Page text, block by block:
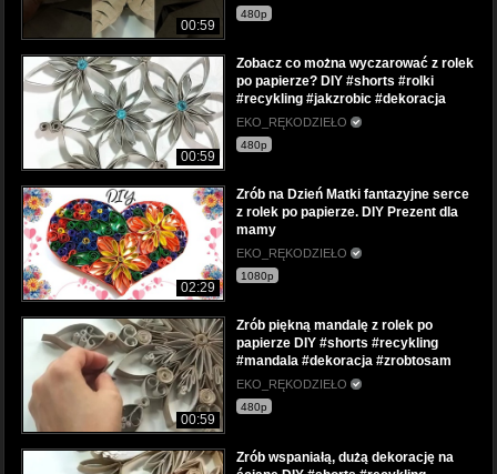
00:59
480p
00:59
Zobacz co można wyczarować z rolek
po papierze? DIY #shorts #rolki
#recykling #jakzrobic #dekoracja
EKO_RĘKODZIEŁO
480p
02:29
Zrób na Dzień Matki fantazyjne serce
z rolek po papierze. DIY Prezent dla
mamy
EKO_RĘKODZIEŁO
1080p
00:59
Zrób piękną mandalę z rolek po
papierze DIY #shorts #recykling
#mandala #dekoracja #zrobtosam
EKO_RĘKODZIEŁO
480p
Zrób wspaniałą, dużą dekorację na